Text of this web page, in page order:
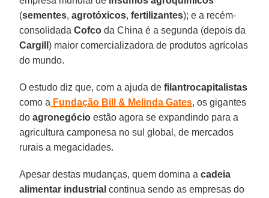
(sementes,agrotóxicos,fertilizantes); e a recém-
consolidadaCofco da China é a segunda (depois da
Cargill) maior comercializadora de produtos agrícolas
do mundo.
O estudo diz que, com a ajuda defilantrocapitalistas
como a Fundação Bill & Melinda Gates, os gigantes
doagronegócio estão agora se expandindo para a
agricultura camponesa no sul global, de mercados
rurais a megacidades.
Apesar destas mudanças, quem domina acadeia
alimentar industrial continua sendo as empresas do